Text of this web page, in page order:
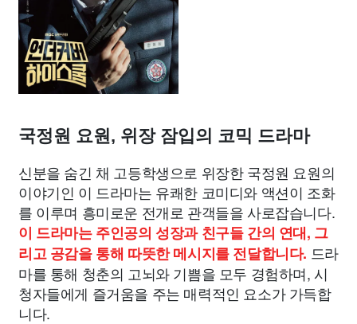
국정원 요원, 위장 잠입의 코믹 드라마
신분을 숨긴 채 고등학생으로 위장한 국정원 요원의
이야기인 이 드라마는 유쾌한 코미디와 액션이 조화
를 이루며 흥미로운 전개로 관객들을 사로잡습니다.
이 드라마는 주인공의 성장과 친구들 간의 연대, 그
리고 공감을 통해 따뜻한 메시지를 전달합니다. 드라
마를 통해 청춘의 고뇌와 기쁨을 모두 경험하며, 시
청자들에게 즐거움을 주는 매력적인 요소가 가득합
니다.